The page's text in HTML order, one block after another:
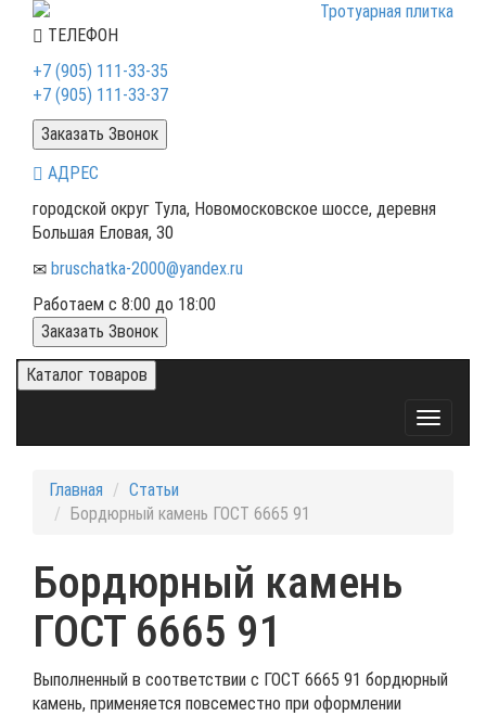
ТЕЛЕФОН
+7 (905) 111-33-35
+7 (905) 111-33-37
Заказать Звонок
АДРЕС
городской округ Тула, Новомосковское шоссе, деревня
Большая Еловая, 30
bruschatka-2000@yandex.ru
Работаем с 8:00 до 18:00
Заказать Звонок
Каталог товаров
Toggle
Главная
Статьи
Бордюрный камень ГОСТ 6665 91
Бордюрный камень
ГОСТ 6665 91
Выполненный в соответствии с ГОСТ 6665 91 бордюрный
камень, применяется повсеместно при оформлении